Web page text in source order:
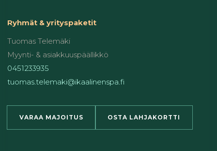
Ryhmät & yrityspaketit
Tuomas Telemäki
Myynti- & asiakkuuspäällikkö
0451233935
tuomas.telemaki@ikaalinenspa.fi
VARAA MAJOITUS OSTA LAHJAKORTTI